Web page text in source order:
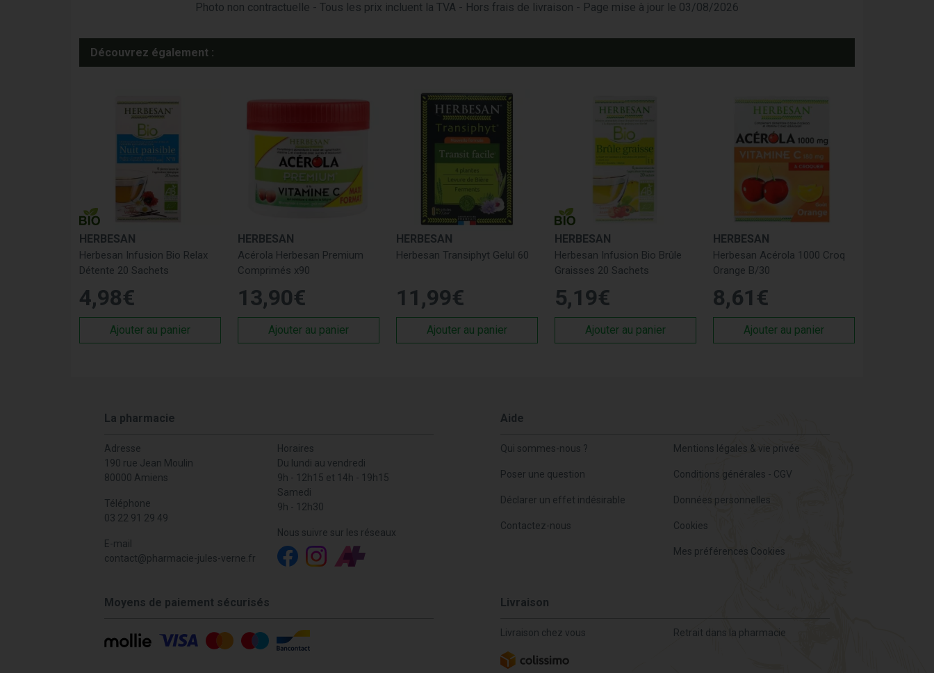
Photo non contractuelle - Tous les prix incluent la TVA - Hors frais de livraison - Page mise à jour le 03/08/2026
Découvrez également :
HERBESAN
Herbesan Infusion Bio Relax
Détente 20 Sachets
4,98€
Ajouter au panier
HERBESAN
Acérola Herbesan Premium
Comprimés x90
13,90€
Ajouter au panier
HERBESAN
Herbesan Transiphyt Gelul 60
11 ,99€
Ajouter au panier
HERBESAN
Herbesan Infusion Bio Brûle
Graisses 20 Sachets
5,19€
Ajouter au panier
HERBESAN
Herbesan Acérola 1000 Croq
Orange B/30
8,61 €
Ajouter au panier
La pharmacie
Adresse
190 rue Jean Moulin
80000 Amiens
Téléphone
03 22 91 29 49
E-mail
contact@pharmacie-jules-verne.fr
Horaires
Du lundi au vendredi
9h - 12h15 et 14h - 19h15
Samedi
9h - 12h30
Nous suivre sur les réseaux
Aide
Qui sommes-nous ?
Poser une question
Déclarer un effet indésirable
Contactez-nous
Mentions légales & vie privée
Conditions générales - CGV
Données personnelles
Cookies
Mes préférences Cookies
Moyens de paiement sécurisés Livraison
Livraison chez vous Retrait dans la pharmacie